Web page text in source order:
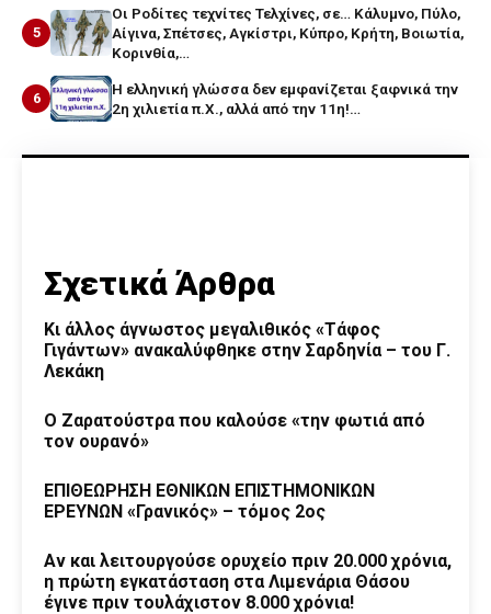
5
Οι Ροδίτες τεχνίτες Τελχίνες, σε… Κάλυμνο, Πύλο,
Αίγινα, Σπέτσες, Αγκίστρι, Κύπρο, Κρήτη, Βοιωτία,
Κορινθία,…
6
Η ελληνική γλώσσα δεν εμφανίζεται ξαφνικά την
2η χιλιετία π.Χ., αλλά από την 11η!…
Σχετικά Άρθρα
Κι άλλος άγνωστος μεγαλιθικός «Τάφος
Γιγάντων» ανακαλύφθηκε στην Σαρδηνία – του Γ.
Λεκάκη
Ο Ζαρατούστρα που καλούσε «την φωτιά από
τον ουρανό»
ΕΠΙΘΕΩΡΗΣΗ ΕΘΝΙΚΩΝ ΕΠΙΣΤΗΜΟΝΙΚΩΝ
ΕΡΕΥΝΩΝ «Γρανικός» – τόμος 2ος
Αν και λειτουργούσε ορυχείο πριν 20.000 χρόνια,
η πρώτη εγκατάσταση στα Λιμενάρια Θάσου
έγινε πριν τουλάχιστον 8.000 χρόνια!